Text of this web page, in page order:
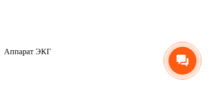
Аппарат ЭКГ